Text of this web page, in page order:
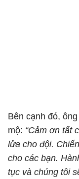
Bên cạnh đó,
mộ: “Cảm ơn tất
lửa cho đội.
cho các bạn.
tục và chúng tôi